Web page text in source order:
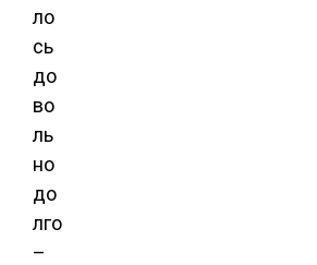
ло
сь
до
во
ль
но
до
лго
–